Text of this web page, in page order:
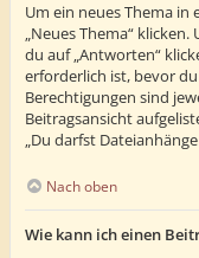
Um ein neues Thema
„Neues Thema“
du auf „Antworten“
erforderlich ist, bevor
Berechtigungen sind
Beitragsansicht
„Du darfst
Nach oben
Wie kann ich einen